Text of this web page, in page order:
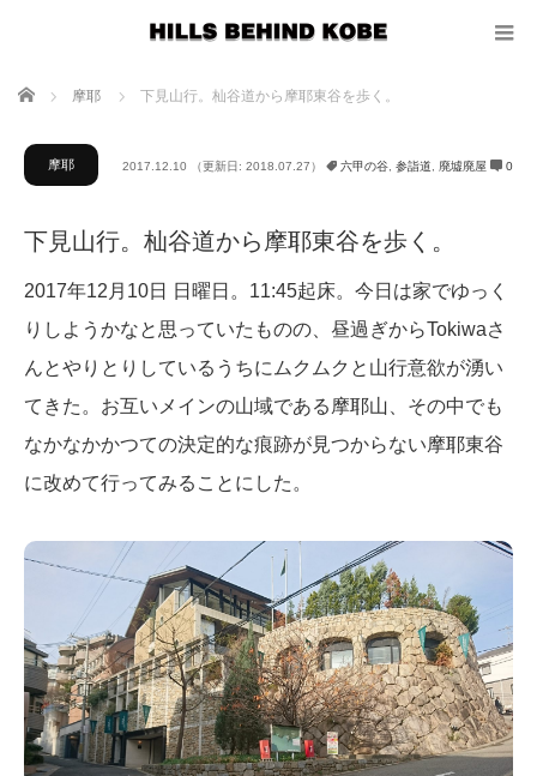
ホーム 摩耶 下見山行。杣谷道から摩耶東谷を歩く。
摩耶 2017.12.10 （更新日: 2018.07.27） 六甲の谷 参詣道 廃墟廃屋 0
下見山行。杣谷道から摩耶東谷を歩く。
2017年12月10日 日曜日。11:45起床。今日は家でゆっく
りしようかなと思っていたものの、昼過ぎからTokiwaさ
んとやりとりしているうちにムクムクと山行意欲が湧い
てきた。お互いメインの山域である摩耶山、その中でも
なかなかかつての決定的な痕跡が見つからない摩耶東谷
に改めて行ってみることにした。